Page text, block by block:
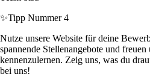
✨Tipp Nummer 4
Nutze unsere Website für deine
spannende Stellenangebote und freuen
kennenzulernen. Zeig uns, was du
bei uns!